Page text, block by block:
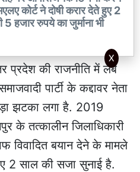
कोर्ट ने दोषी करार देते हुए 2
हजार रुपये का जुर्माना भी
प्रदेश की राजनीति में लंबे
पार्टी के कद्दावर नेता
झटका लगा है. 2019
के तत्कालीन जिलाधिकारी
विवादित बयान देने के मामले
2 साल की सजा सुनाई है.
X